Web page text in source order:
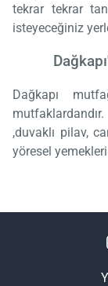
tekrar tekrar
isteyeceğiniz
Dağkapı
,duvaklı pilav,
yöresel